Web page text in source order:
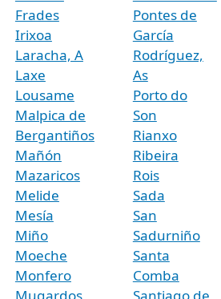
Frades
Irixoa
Laracha, A
Laxe
Lousame
Malpica de
Bergantiños
Mañón
Mazaricos
Melide
Mesía
Miño
Moeche
Monfero
Mugardos
Pontes de
García
Rodríguez,
As
Porto do
Son
Rianxo
Ribeira
Rois
Sada
San
Sadurniño
Santa
Comba
Santiago de